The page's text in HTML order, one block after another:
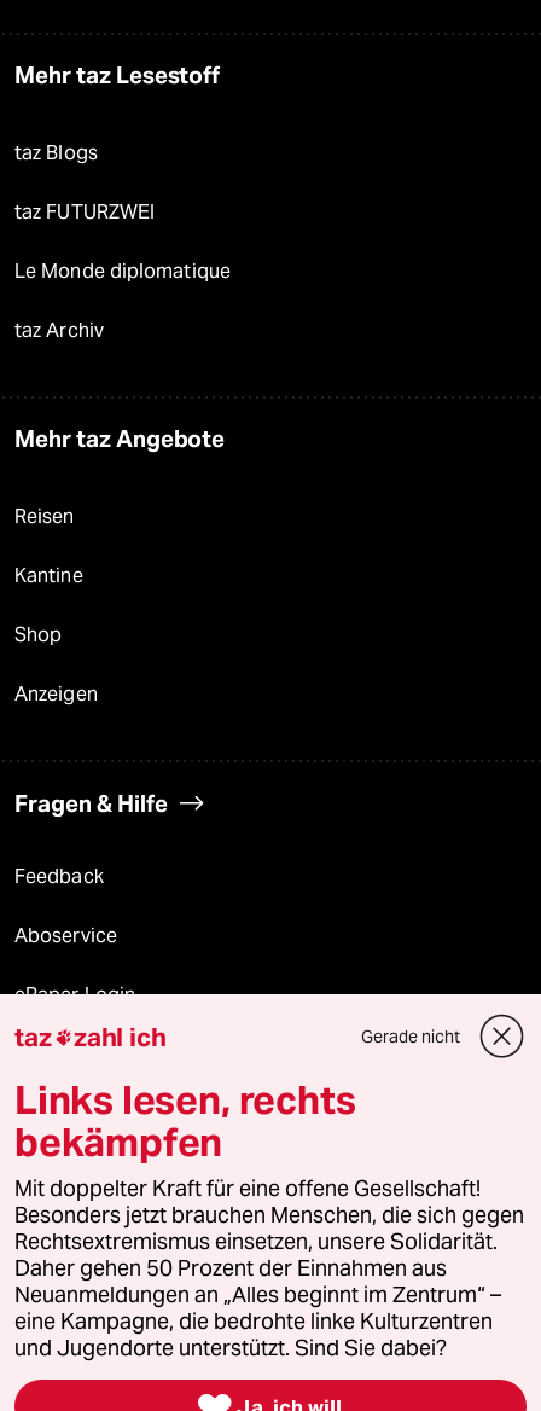
Mehr taz Lesestoff
taz Blogs
taz FUTURZWEI
Le Monde diplomatique
taz Archiv
Mehr taz Angebote
Reisen
Kantine
Shop
Anzeigen
Fragen & Hilfe
Feedback
Aboservice
ePaper Login
Downloads für Abonnierende
© 2026 taz Verlags und Vertriebs GmbH
Alle Rechte vorbehalten. Bei rechtlichen Fragen oder für Genehmigungen
wenden Sie sich bitte an
lizenzen@taz.de
Feedback Redaktionsstatut Kommune-Richtlinien
Leitlinie Informant Datenschutz Impressum AGB
Seitenwende Einwilligungen widerrufen (Ads)
taz zahl ich Gerade nicht
Links lesen, rechts
bekämpfen
Mit doppelter Kraft für eine offene Gesellschaft!
Besonders jetzt brauchen Menschen, die sich gegen
Rechtsextremismus einsetzen, unsere Solidarität.
Daher gehen 50 Prozent der Einnahmen aus
Neuanmeldungen an „Alles beginnt im Zentrum“ –
eine Kampagne, die bedrohte linke Kulturzentren
und Jugendorte unterstützt. Sind Sie dabei?